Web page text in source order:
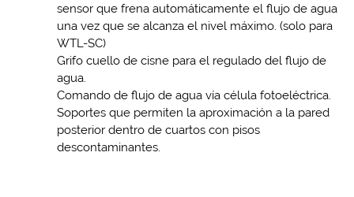
sensor que frena automáticamente el flujo de agua
una vez que se alcanza el nivel máximo. (solo para
WTL-SC)
Grifo cuello de cisne para el regulado del flujo de
agua.
Comando de flujo de agua vía célula fotoeléctrica.
Soportes que permiten la aproximación a la pared
posterior dentro de cuartos con pisos
descontaminantes.